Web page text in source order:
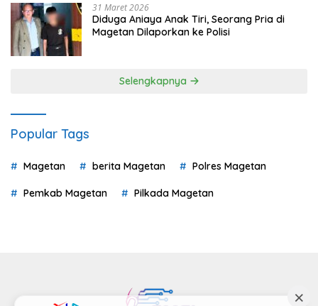
31 Maret 2026
Diduga Aniaya Anak Tiri, Seorang Pria di
Magetan Dilaporkan ke Polisi
Selengkapnya
Popular Tags
Magetan berita Magetan Polres Magetan
Pemkab Magetan Pilkada Magetan